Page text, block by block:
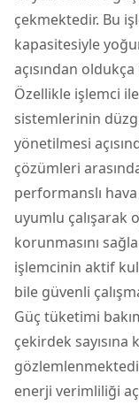
çekmektedir. Bu
kapasitesiyle
açısından
Özellikle işlemci
sistemlerinin
yönetilmesi
çözümleri
performanslı
uyumlu çalışarak
korunmasını
işlemcinin aktif
bile güvenli
Güç tüketimi
çekirdek sayısına
enerji verimliliği